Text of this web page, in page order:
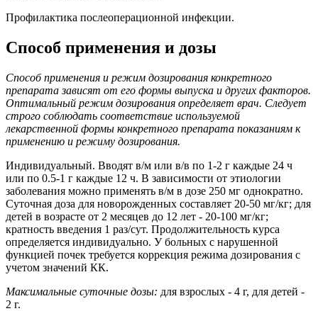
Профилактика послеоперационной инфекции.
Способ применения и дозы
Способ применения и режим дозирования конкретного
препарата зависят от его формы выпуска и других факторов.
Оптимальный режим дозирования определяет врач. Следует
строго соблюдать соответствие используемой
лекарственной формы конкретного препарата показаниям к
применению и режиму дозирования.
Индивидуальный. Вводят в/м или в/в по 1-2 г каждые 24 ч
или по 0.5-1 г каждые 12 ч. В зависимости от этиологии
заболевания можно применять в/м в дозе 250 мг однократно.
Суточная доза для новорожденных составляет 20-50 мг/кг; для
детей в возрасте от 2 месяцев до 12 лет - 20-100 мг/кг;
кратность введения 1 раз/сут. Продолжительность курса
определяется индивидуально. У больных с нарушенной
функцией почек требуется коррекция режима дозирования с
учетом значений КК.
Максимальные суточные дозы: для взрослых - 4 г, для детей -
2 г.